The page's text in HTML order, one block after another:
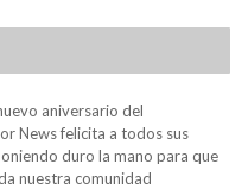
aniversario del
News felicita a todos sus
duro la mano para que
nuestra comunidad